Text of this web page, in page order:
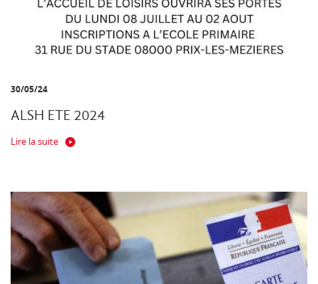
30/05/24
ALSH ETE 2024
Lire la suite